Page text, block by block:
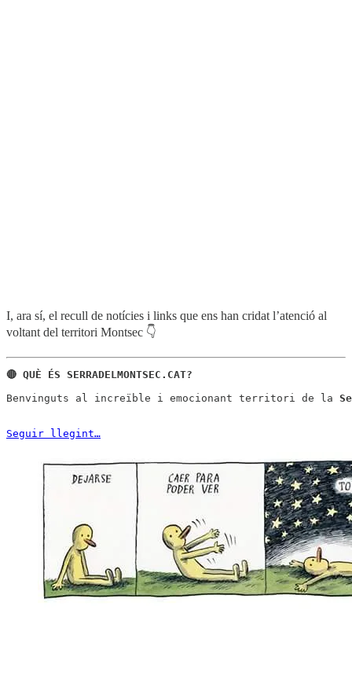
I, ara sí, el recull de notícies i links que ens han cridat l’atenció al
voltant del territori Montsec 👇
Benvinguts al increïble i emocionant territori de la
Seguir llegint…